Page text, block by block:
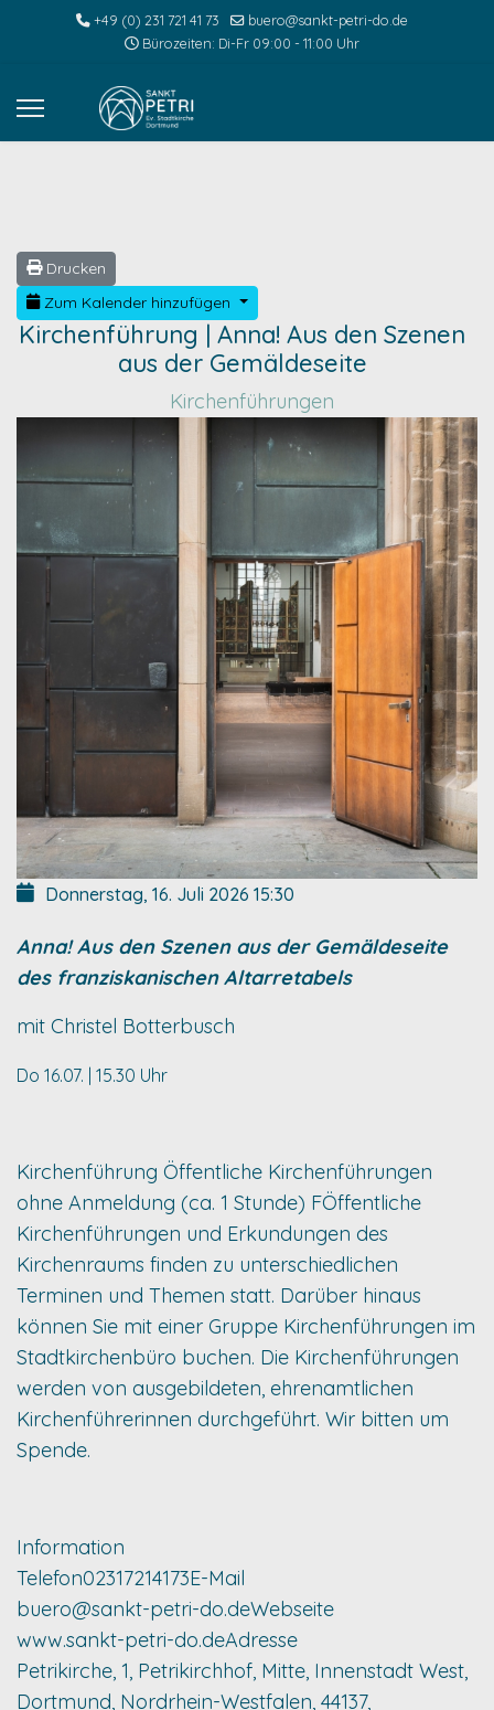
+49 (0) 231 721 41 73
buero@sankt-petri-do.de
Bürozeiten: Di-Fr 09:00 - 11:00 Uhr
Drucken
Zum Kalender hinzufügen
Kirchenführung | Anna! Aus den Szenen
aus der Gemäldeseite
Kirchenführungen
Donnerstag, 16. Juli 2026 15:30
Anna! Aus den Szenen aus der Gemäldeseite
des franziskanischen Altarretabels
mit Christel Botterbusch
Do 16.07. | 15.30 Uhr
Kirchenführung Öffentliche Kirchenführungen
ohne Anmeldung (ca. 1 Stunde) FÖffentliche
Kirchenführungen und Erkundungen des
Kirchenraums finden zu unterschiedlichen
Terminen und Themen statt. Darüber hinaus
können Sie mit einer Gruppe Kirchenführungen im
Stadtkirchenbüro buchen. Die Kirchenführungen
werden von ausgebildeten, ehrenamtlichen
Kirchenführerinnen durchgeführt. Wir bitten um
Spende.
Information
Telefon02317214173E-Mail
buero@sankt-petri-do.deWebseite
www.sankt-petri-do.deAdresse
Petrikirche, 1, Petrikirchhof, Mitte, Innenstadt West,
Dortmund, Nordrhein-Westfalen, 44137,